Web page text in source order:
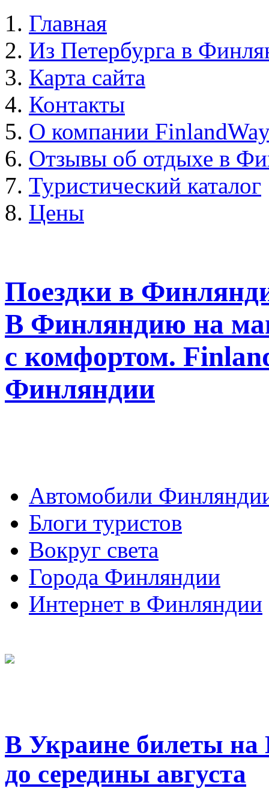
Главная
Из Петербурга в
Карта сайта
Контакты
О компании
Отзывы об отдыхе в
Туристический каталог
Цены
Поездки в
В Финляндию на
с комфортом.
Финляндии
Автомобили
Блоги туристов
Вокруг света
Города Финляндии
Интернет в Финляндии
В Украине билеты
до середины августа